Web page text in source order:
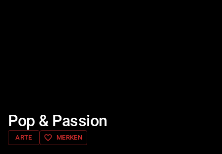
Pop & Passion
ARTE favorite_border MERKEN